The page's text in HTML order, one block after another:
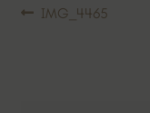
Navigácia
Predchádzajúci
IMG_4465